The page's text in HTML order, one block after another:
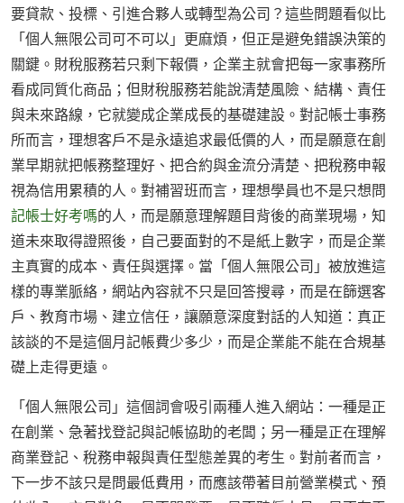
要貸款、投標、引進合夥人或轉型為公司？這些問題看似比
「個人無限公司可不可以」更麻煩，但正是避免錯誤決策的
關鍵。財稅服務若只剩下報價，企業主就會把每一家事務所
看成同質化商品；但財稅服務若能說清楚風險、結構、責任
與未來路線，它就變成企業成長的基礎建設。對記帳士事務
所而言，理想客戶不是永遠追求最低價的人，而是願意在創
業早期就把帳務整理好、把合約與金流分清楚、把稅務申報
視為信用累積的人。對補習班而言，理想學員也不是只想問
記帳士好考嗎的人，而是願意理解題目背後的商業現場，知
道未來取得證照後，自己要面對的不是紙上數字，而是企業
主真實的成本、責任與選擇。當「個人無限公司」被放進這
樣的專業脈絡，網站內容就不只是回答搜尋，而是在篩選客
戶、教育市場、建立信任，讓願意深度對話的人知道：真正
該談的不是這個月記帳費少多少，而是企業能不能在合規基
礎上走得更遠。
「個人無限公司」這個詞會吸引兩種人進入網站：一種是正
在創業、急著找登記與記帳協助的老闆；另一種是正在理解
商業登記、稅務申報與責任型態差異的考生。對前者而言，
下一步不該只是問最低費用，而應該帶著目前營業模式、預